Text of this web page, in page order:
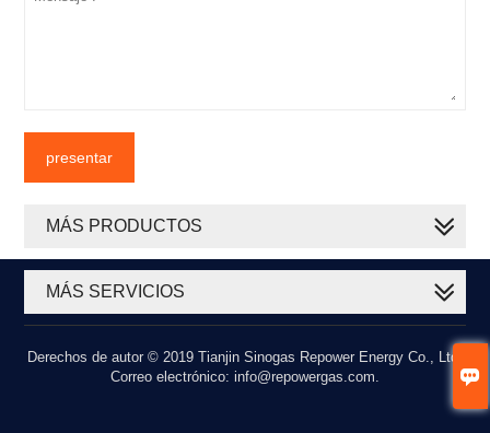

presentar
MÁS PRODUCTOS
MÁS SERVICIOS
Derechos de autor © 2019 Tianjin Sinogas Repower Energy Co., Ltd.
Correo electrónico: info@repowergas.com.